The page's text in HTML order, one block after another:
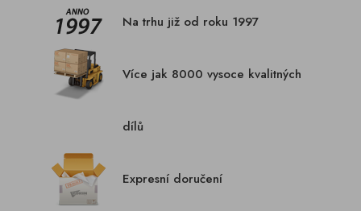
Na trhu již od roku 1997
Více jak 8000 vysoce kvalitných
dílů
Expresní doručení